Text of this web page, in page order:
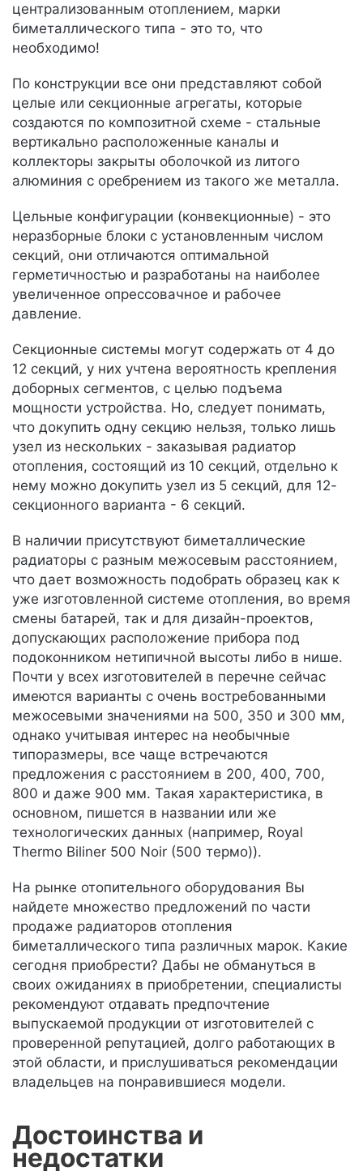
централизованным отоплением, марки
биметаллического типа - это то, что
необходимо!
По конструкции все они представляют собой
целые или секционные агрегаты, которые
создаются по композитной схеме - стальные
вертикально расположенные каналы и
коллекторы закрыты оболочкой из литого
алюминия с оребрением из такого же металла.
Цельные конфигурации (конвекционные) - это
неразборные блоки с установленным числом
секций, они отличаются оптимальной
герметичностью и разработаны на наиболее
увеличенное опрессовачное и рабочее
давление.
Секционные системы могут содержать от 4 до
12 секций, у них учтена вероятность крепления
доборных сегментов, с целью подъема
мощности устройства. Но, следует понимать,
что докупить одну секцию нельзя, только лишь
узел из нескольких - заказывая радиатор
отопления, состоящий из 10 секций, отдельно к
нему можно докупить узел из 5 секций, для 12-
секционного варианта - 6 секций.
В наличии присутствуют биметаллические
радиаторы с разным межосевым расстоянием,
что дает возможность подобрать образец как к
уже изготовленной системе отопления, во время
смены батарей, так и для дизайн-проектов,
допускающих расположение прибора под
подоконником нетипичной высоты либо в нише.
Почти у всех изготовителей в перечне сейчас
имеются варианты с очень востребованными
межосевыми значениями на 500, 350 и 300 мм,
однако учитывая интерес на необычные
типоразмеры, все чаще встречаются
предложения с расстоянием в 200, 400, 700,
800 и даже 900 мм. Такая характеристика, в
основном, пишется в названии или же
технологических данных (например, Royal
Thermo Biliner 500 Noir (500 термо)).
На рынке отопительного оборудования Вы
найдете множество предложений по части
продаже радиаторов отопления
биметаллического типа различных марок. Какие
сегодня приобрести? Дабы не обмануться в
своих ожиданиях в приобретении, специалисты
рекомендуют отдавать предпочтение
выпускаемой продукции от изготовителей с
проверенной репутацией, долго работающих в
этой области, и прислушиваться рекомендации
владельцев на понравившиеся модели.
Достоинства и
недостатки